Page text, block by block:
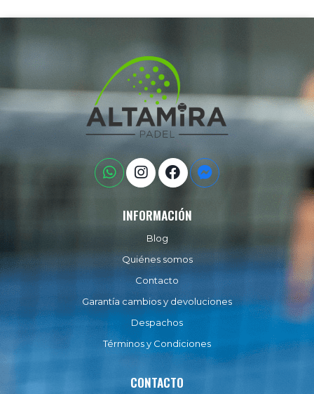
INFORMACIÓN
Blog
Quiénes somos
Contacto
Garantía cambios y devoluciones
Despachos
Términos y Condiciones
CONTACTO